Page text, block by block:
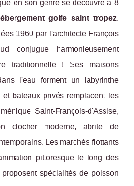
en son genre se découvre à 8
golfe saint tropez.
1960 par l'architecte François
conjugue harmonieusement
traditionnelle ! Ses maisons
l'eau forment un labyrinthe
bateaux privés remplacent les
Saint-François-d'Assise,
clocher moderne, abrite de
Les marchés flottants
pittoresque le long des
spécialités de poisson